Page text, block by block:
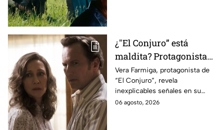
¿"El Conjuro” está
maldita? Protagonista
revela INQUIETANTES
señales en su cuerpo
durante la grabación de
la película
Vera Farmiga, protagonista de
“El Conjuro”, revela
inexplicables señales en su
cuerpo durante el rodaje de la
06 agosto, 2026